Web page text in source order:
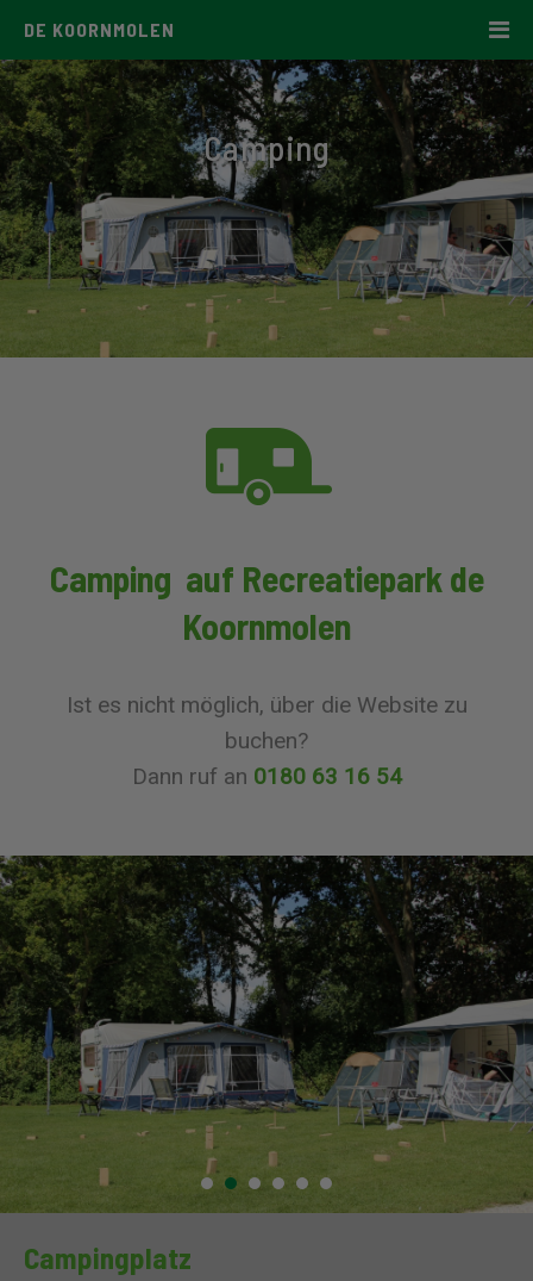
DE KOORNMOLEN
Camping
Camping auf Recreatiepark de
Koornmolen
Ist es nicht möglich, über die Website zu
buchen?
Dann ruf an 0180 63 16 54
Campingplatz